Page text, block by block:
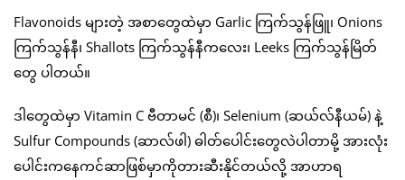
Flavonoids များတဲ့ အစာတွေထဲမှာ Garlic ကြက်သွန်ဖြူ၊ Onions
ကြက်သွန်နီ၊ Shallots ကြက်သွန်နီကလေး၊ Leeks ကြက်သွန်မြိတ်
တွေ ပါတယ်။
ဒါတွေထဲမှာ Vitamin C ဗီတာမင် (စီ)၊ Selenium (ဆယ်လ်နီယမ်) နဲ့
Sulfur Compounds (ဆာလ်ဖါ) ဓါတ်ပေါင်းတွေလဲပါတာမို့ အားလုံး
ပေါင်းကနေကင်ဆာဖြစ်မှာကိုတားဆီးနိုင်တယ်လို့ အာဟာရ